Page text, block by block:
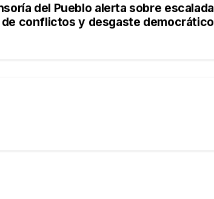
del Pueblo alerta sobre escalada
de conflictos y desgaste democrático